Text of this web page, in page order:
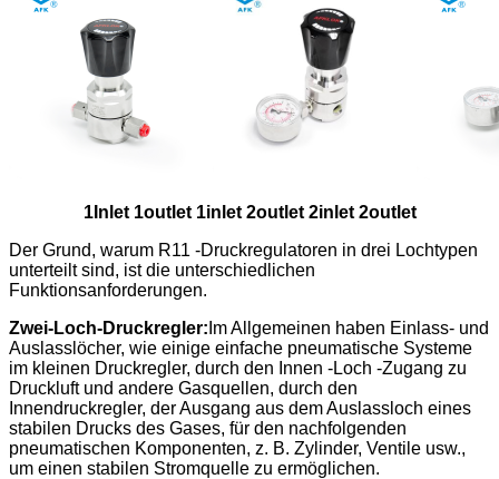
1Inlet 1outlet 1inlet 2outlet 2inlet 2outlet
Der Grund, warum R11 -Druckregulatoren in drei Lochtypen
unterteilt sind, ist die unterschiedlichen
Funktionsanforderungen.
Zwei-Loch-Druckregler: Im Allgemeinen haben Einlass- und
Auslasslöcher, wie einige einfache pneumatische Systeme
im kleinen Druckregler, durch den Innen -Loch -Zugang zu
Druckluft und andere Gasquellen, durch den
Innendruckregler, der Ausgang aus dem Auslassloch eines
stabilen Drucks des Gases, für den nachfolgenden
pneumatischen Komponenten, z. B. Zylinder, Ventile usw.,
um einen stabilen Stromquelle zu ermöglichen.